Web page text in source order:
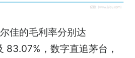
佳的毛利率分别达
83.07%，数字直追茅台，